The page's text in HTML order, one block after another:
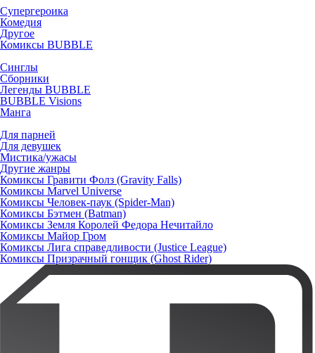
Супергероика
Комедия
Другое
Комиксы BUBBLE
Синглы
Сборники
Легенды BUBBLE
BUBBLE Visions
Манга
Для парней
Для девушек
Мистика/ужасы
Другие жанры
Комиксы Гравити Фолз (Gravity Falls)
Комиксы Marvel Universe
Комиксы Человек-паук (Spider-Man)
Комиксы Бэтмен (Batman)
Комиксы Земля Королей Федора Нечитайло
Комиксы Майор Гром
Комиксы Лига справедливости (Justice League)
Комиксы Призрачный гонщик (Ghost Rider)